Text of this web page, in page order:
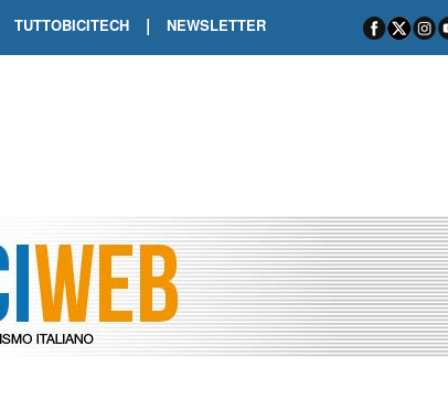
ORCIERES-MERLETTE INCORONA CARAPAZ
A VOIRON TRIONFO DI PHILIPSEN SU SCHMID E KOOIJ
TUTTOBICITECH | NEWSLETTER